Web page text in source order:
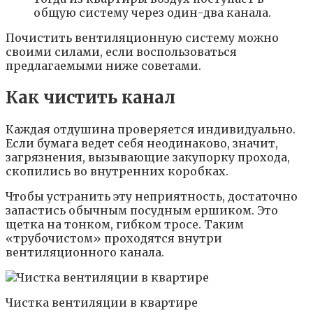
общую систему через один-два канала.
Почистить вентиляционную систему можно
своими силами, если воспользоваться
предлагаемыми ниже советами.
Как чистить канал
Каждая отдушина проверяется индивидуально.
Если бумага ведет себя неодинаково, значит,
загрязнения, вызывающие закупорку прохода,
скопились во внутренних коробках.
Чтобы устранить эту неприятность, достаточно
запастись обычным посудным ершиком. Это
щетка на тонком, гибком тросе. Таким
«трубочистом» проходятся внутри
вентиляционного канала.
Чистка вентиляции в квартире